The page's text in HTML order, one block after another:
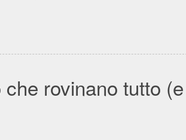
rovinano tutto (e